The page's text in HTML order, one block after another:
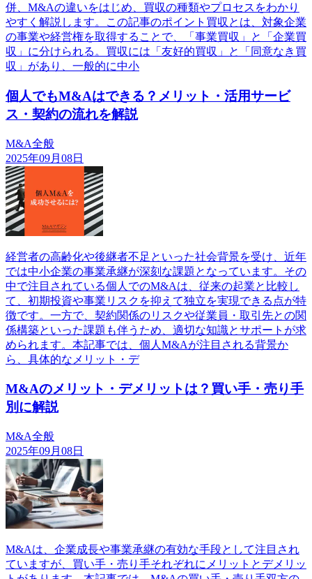
併、M&Aの違いをはじめ、買収の種類やプロセスをわかり
やすく解説します。この記事のポイント買収とは、対象企業
の事業や経営権を取得することで、「事業買収」と「企業買
収」に分けられる。買収には「友好的買収」と「同意なき買
収」があり、一般的に中小
個人でもM&Aはできる？メリット・活用サービ
ス・契約の流れを解説
M&A全般
2025年09月08日
経営者の高齢化や後継者不足といった社会背景を受け、近年
では中小企業の事業承継が深刻な課題となっています。その
中で注目されている個人でのM&Aは、従来の起業と比較し
て、初期投資や事業リスクを抑えて独立を実現できる点が特
徴です。一方で、契約関係のリスクや従業員・取引先との関
係構築といった課題も伴うため、適切な知識とサポートが求
められます。本記事では、個人M&Aが注目される背景か
ら、具体的なメリット・デ
M&Aのメリット・デメリットは？買い手・売り手
別に解説
M&A全般
2025年09月08日
M&Aは、企業成長や事業承継の有効な手段として注目され
ていますが、買い手・売り手それぞれにメリットとデメリッ